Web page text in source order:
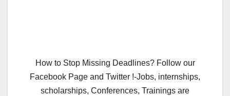
How to Stop Missing Deadlines? Follow our
Facebook Page and Twitter !-Jobs, internships,
scholarships, Conferences, Trainings are